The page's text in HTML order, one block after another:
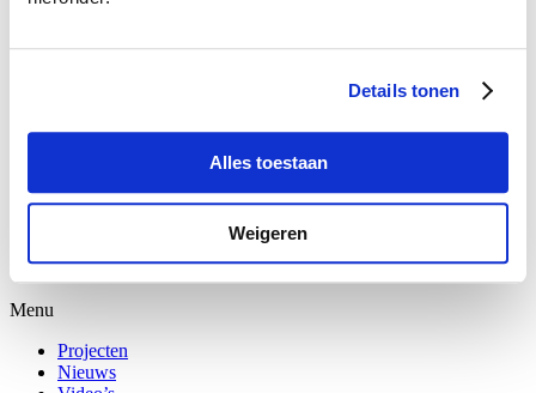
Details tonen
Alles toestaan
Weigeren
Kwisje
Studiebeurzen
Plein
Menu
Projecten
Nieuws